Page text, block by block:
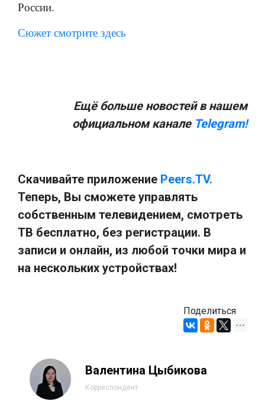
России.
Сюжет смотрите здесь
Ещё больше новостей в нашем
официальном канале Telegram!
Скачивайте приложение Peers.TV.
Теперь, Вы сможете управлять
собственным телевидением, смотреть
ТВ бесплатно, без регистрации. В
записи и онлайн, из любой точки мира и
на нескольких устройствах!
Поделиться
Валентина Цыбикова
Корреспондент